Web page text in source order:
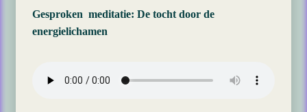
Gesproken meditatie: De tocht door de
energielichamen